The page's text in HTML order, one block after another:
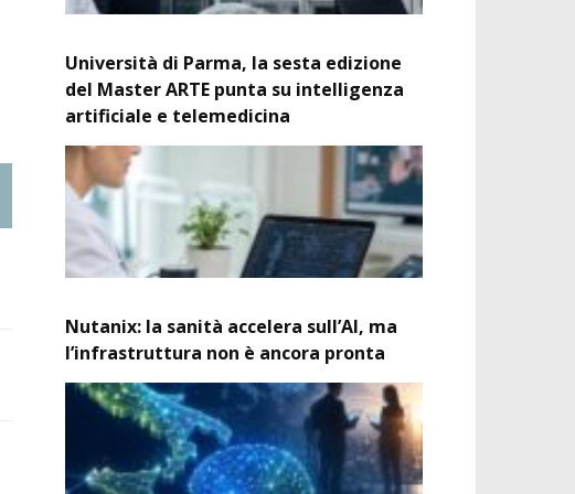
Università di Parma, la sesta edizione
del Master ARTE punta su intelligenza
artificiale e telemedicina
Nutanix: la sanità accelera sull’AI, ma
l’infrastruttura non è ancora pronta